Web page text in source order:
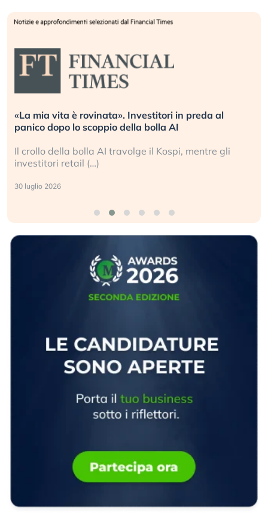
«La mia vita è rovinata». Investitori in preda al
panico dopo lo scoppio della bolla AI
Il crollo della bolla AI travolge il Kospi, mentre gli
investitori retail (…)
30 luglio 2026